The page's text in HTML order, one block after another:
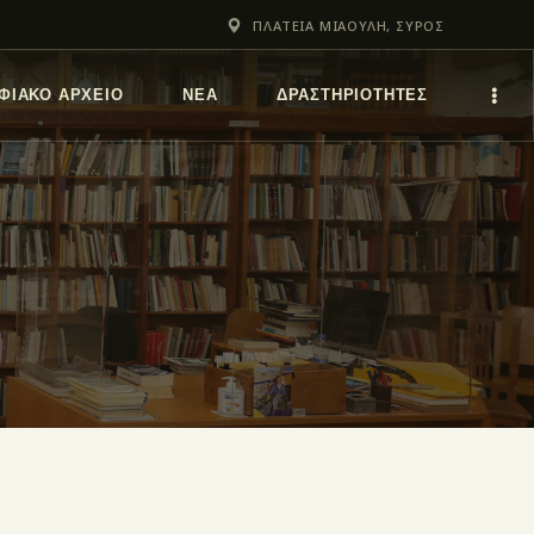
ΠΛΑΤΕΙΑ ΜΙΑΟΥΛΗ, ΣΥΡΟΣ
ΑΡΧΕΊΟ ΝΕΑ ΔΡΑΣΤΗΡΙΟΤΗΤΕΣ